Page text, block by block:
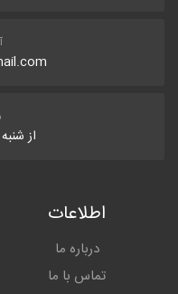
از شنبه
اطلاعات
درباره ما
تماس با ما